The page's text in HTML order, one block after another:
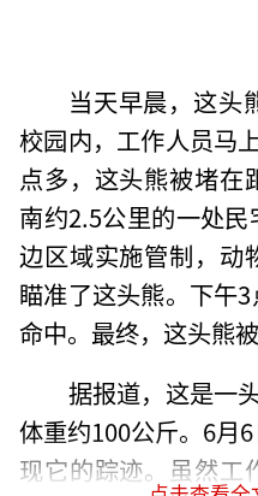
当天早晨，这头
校园内，工作人员马
点多，这头熊被堵在
南约2.5公里的一处
边区域实施管制，动
瞄准了这头熊。下午
命中。最终，这头熊
据报道，这是一
体重约100公斤。6月
现它的踪迹。虽然工